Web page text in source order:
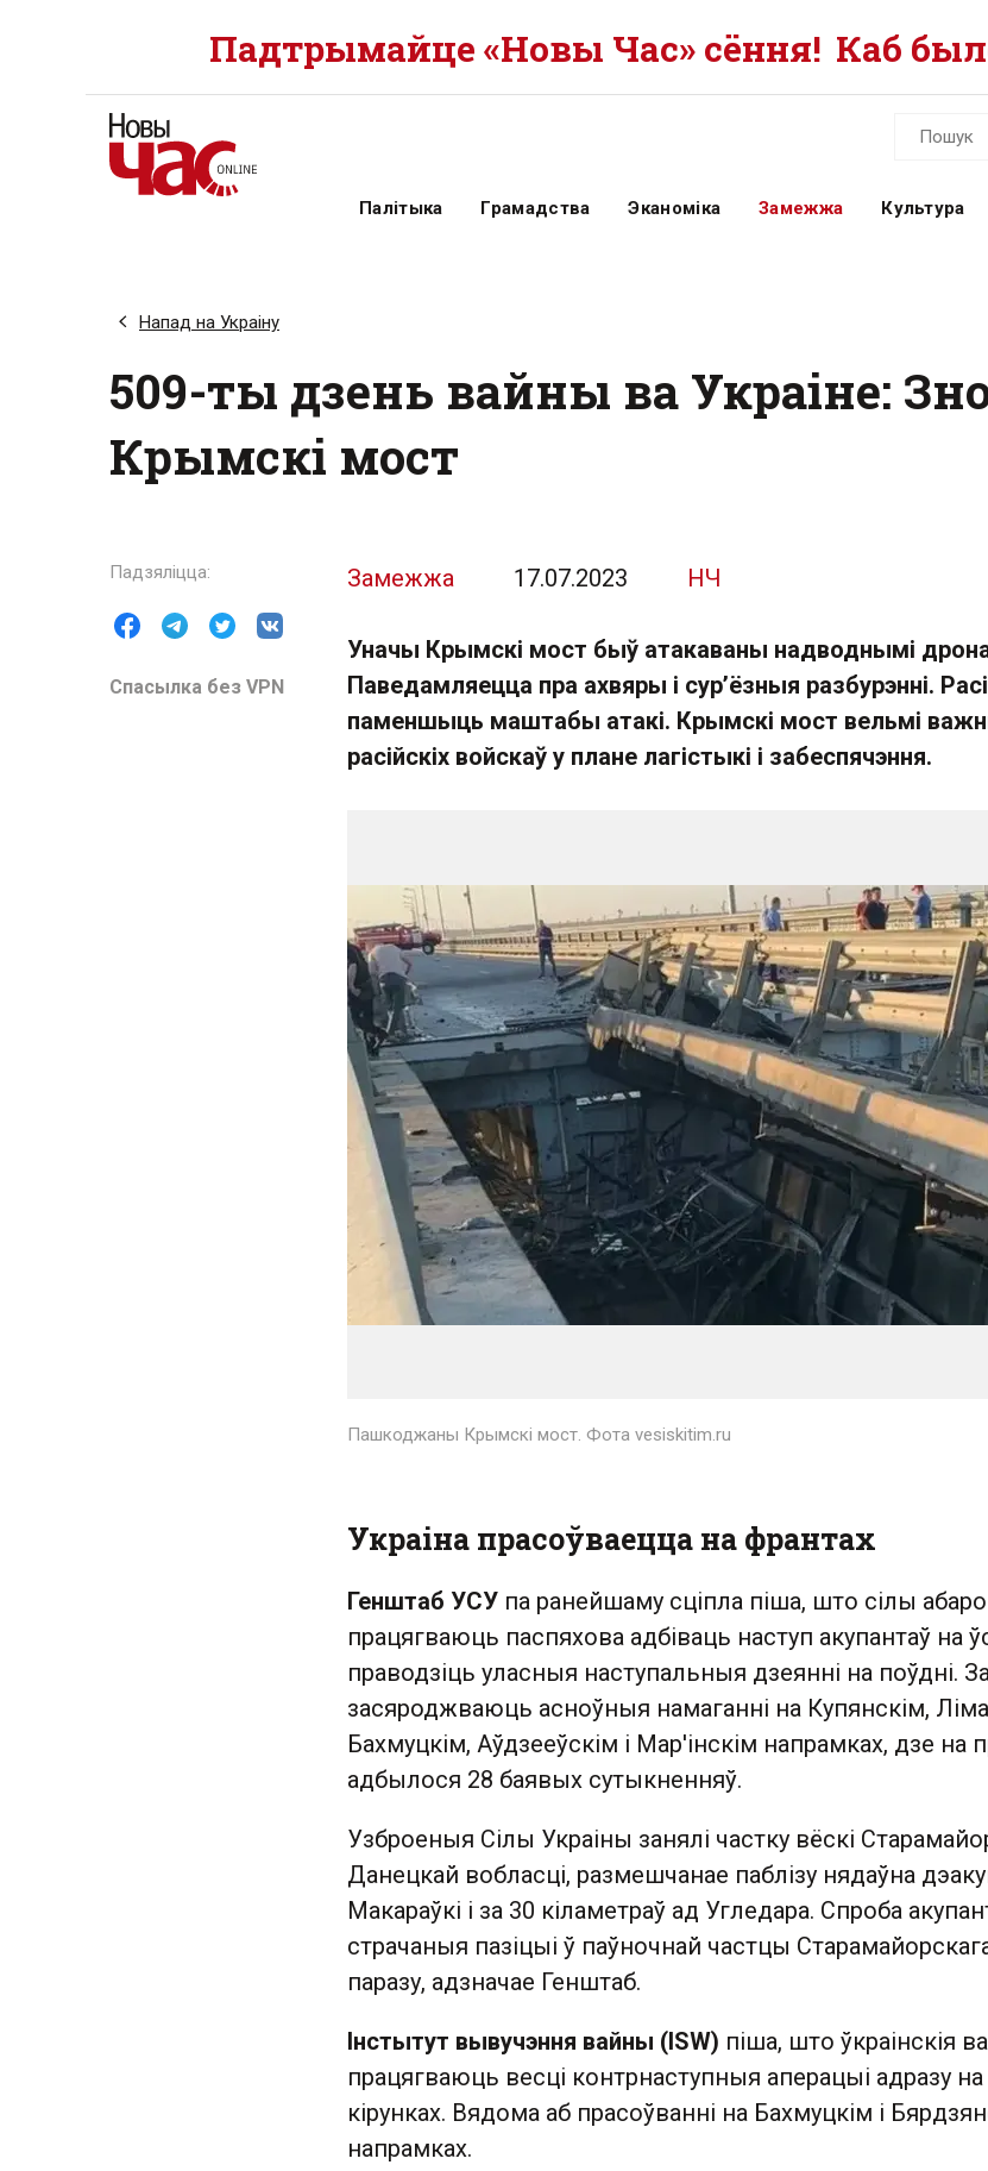
Падтрымайце «Новы Час» сёння! Каб
Палітыка Грамадства Эканоміка Замежжа Культура
Напад на Украіну
509-ты дзень вайны ва Украіне:
Крымскі мост
Спасылка без VPN
Замежжа 17.07.2023 НЧ
Уначы Крымскі мост быў атакаваны надводнымі
Паведамляецца пра ахвяры і сур’ёзныя разбурэнні.
паменшыць маштабы атакі. Крымскі мост вельмі
расійскіх войскаў у плане лагістыкі і забеспячэння.
Пашкоджаны Крымскі мост. Фота vesiskitim.ru
Украіна прасоўваецца на франтах
Генштаб УСУ па ранейшаму сціпла піша, што сілы
працягваюць паспяхова адбіваць наступ акупантаў на
праводзіць уласныя наступальныя дзеянні на поўдні.
засяроджваюць асноўныя намаганні на Купянскім,
Бахмуцкім, Аўдзееўскім і Мар'інскім напрамках, дзе на
адбылося 28 баявых сутыкненняў.
Узброеныя Сілы Украіны занялі частку вёскі
Данецкай вобласці, размешчанае паблізу нядаўна
Макараўкі і за 30 кіламетраў ад Угледара. Спроба
страчаныя пазіцыі ў паўночнай частцы
паразу, адзначае Генштаб.
Інстытут вывучэння вайны (ISW) піша, што ўкраінскія
працягваюць весці контрнаступныя аперацыі адразу на
кірунках. Вядома аб прасоўванні на Бахмуцкім і
напрамках.